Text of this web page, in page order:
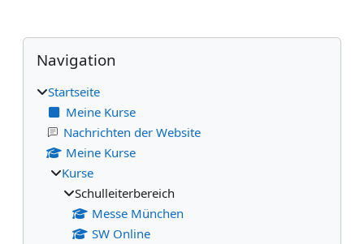
Blöcke
Navigation überspringen
Navigation
Startseite
Meine Kurse
Nachrichten der Website
Meine Kurse
Kurse
Schulleiterbereich
Messe München
SW Online